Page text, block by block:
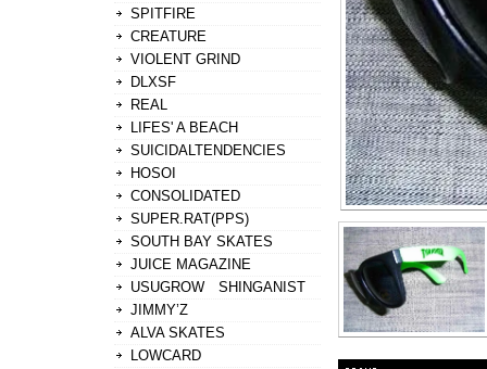
SPITFIRE
CREATURE
VIOLENT GRIND
DLXSF
REAL
LIFES' A BEACH
SUICIDALTENDENCIES
HOSOI
CONSOLIDATED
SUPER.RAT(PPS)
SOUTH BAY SKATES
JUICE MAGAZINE
USUGROW SHINGANIST
JIMMY’Z
ALVA SKATES
LOWCARD